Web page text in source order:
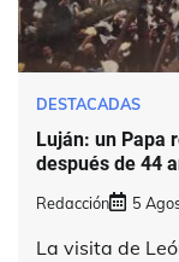
DESTACADAS
Luján: un Papa
después de 44
Redacción 5
La visita de